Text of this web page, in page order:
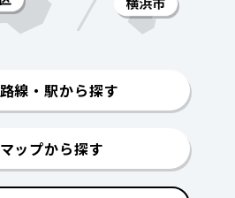
路線・駅から探す
マップから探す